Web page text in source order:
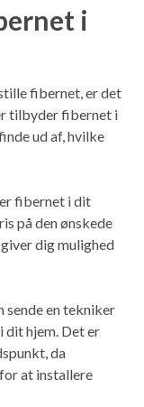
i
fibernet, er det
tilbyder fibernet i
ud af, hvilke
fibernet i dit
på den ønskede
dig mulighed
sende en tekniker
hjem. Det er
da
at installere